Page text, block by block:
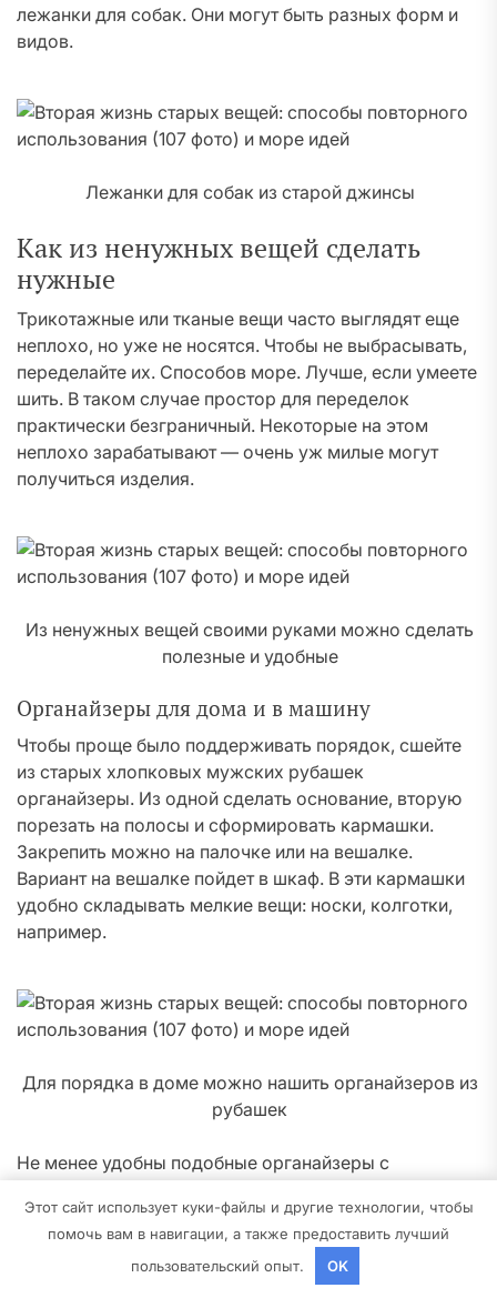
лежанки для собак. Они могут быть разных форм и
видов.
Лежанки для собак из старой джинсы
Как из ненужных вещей сделать
нужные
Трикотажные или тканые вещи часто выглядят еще
неплохо, но уже не носятся. Чтобы не выбрасывать,
переделайте их. Способов море. Лучше, если умеете
шить. В таком случае простор для переделок
практически безграничный. Некоторые на этом
неплохо зарабатывают — очень уж милые могут
получиться изделия.
Из ненужных вещей своими руками можно сделать
полезные и удобные
Органайзеры для дома и в машину
Чтобы проще было поддерживать порядок, сшейте
из старых хлопковых мужских рубашек
органайзеры. Из одной сделать основание, вторую
порезать на полосы и сформировать кармашки.
Закрепить можно на палочке или на вешалке.
Вариант на вешалке пойдет в шкаф. В эти кармашки
удобно складывать мелкие вещи: носки, колготки,
например.
Для порядка в доме можно нашить органайзеров из
рубашек
Не менее удобны подобные органайзеры с
игрушки положить, и всякие нужные мелочи.
Этот сайт использует куки-файлы и другие технологии, чтобы
помочь вам в навигации, а также предоставить лучший
пользовательский опыт.
OK